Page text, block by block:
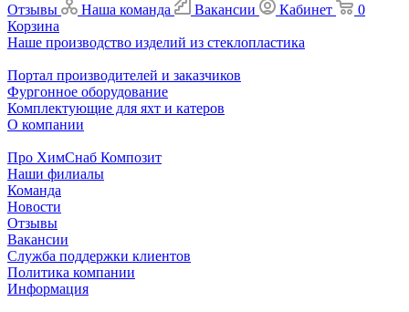
Отзывы
Наша команда Вакансии Кабинет
0
Корзина
Наше производство изделий из стеклопластика
Портал производителей и заказчиков
Фургонное оборудование
Комплектующие для яхт и катеров
О компании
Про ХимСнаб Композит
Наши филиалы
Команда
Новости
Отзывы
Вакансии
Служба поддержки клиентов
Политика компании
Информация